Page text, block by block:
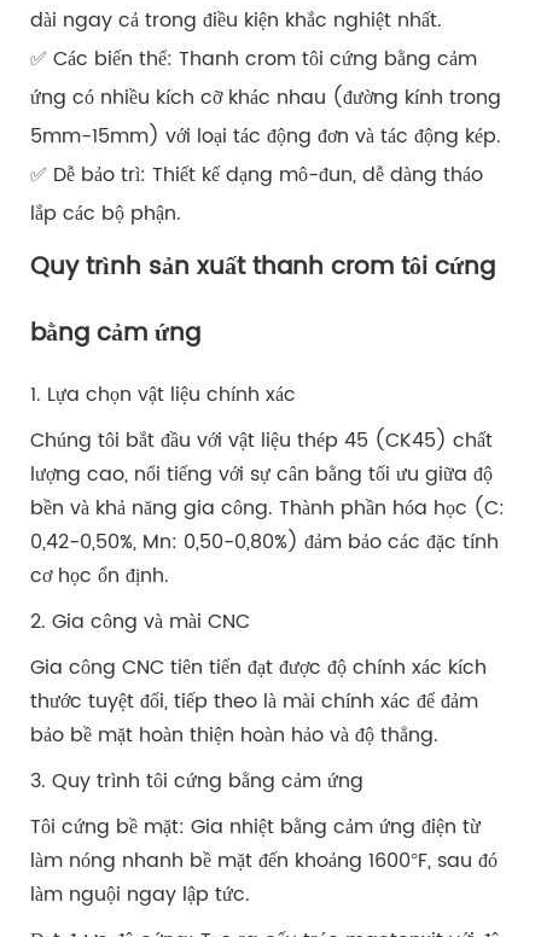
dài ngay cả trong điều kiện khắc nghiệt nhất.
✅ Các biến thể: Thanh crom tôi cứng bằng cảm
ứng có nhiều kích cỡ khác nhau (đường kính trong
5mm-15mm) với loại tác động đơn và tác động kép.
✅ Dễ bảo trì: Thiết kế dạng mô-đun, dễ dàng tháo
lắp các bộ phận.
Quy trình sản xuất thanh crom tôi cứng
bằng cảm ứng
1. Lựa chọn vật liệu chính xác
Chúng tôi bắt đầu với vật liệu thép 45 (CK45) chất
lượng cao, nổi tiếng với sự cân bằng tối ưu giữa độ
bền và khả năng gia công. Thành phần hóa học (C:
0,42-0,50%, Mn: 0,50-0,80%) đảm bảo các đặc tính
cơ học ổn định.
2. Gia công và mài CNC
Gia công CNC tiên tiến đạt được độ chính xác kích
thước tuyệt đối, tiếp theo là mài chính xác để đảm
bảo bề mặt hoàn thiện hoàn hảo và độ thẳng.
3. Quy trình tôi cứng bằng cảm ứng
Tôi cứng bề mặt: Gia nhiệt bằng cảm ứng điện từ
làm nóng nhanh bề mặt đến khoảng 1600°F, sau đó
làm nguội ngay lập tức.